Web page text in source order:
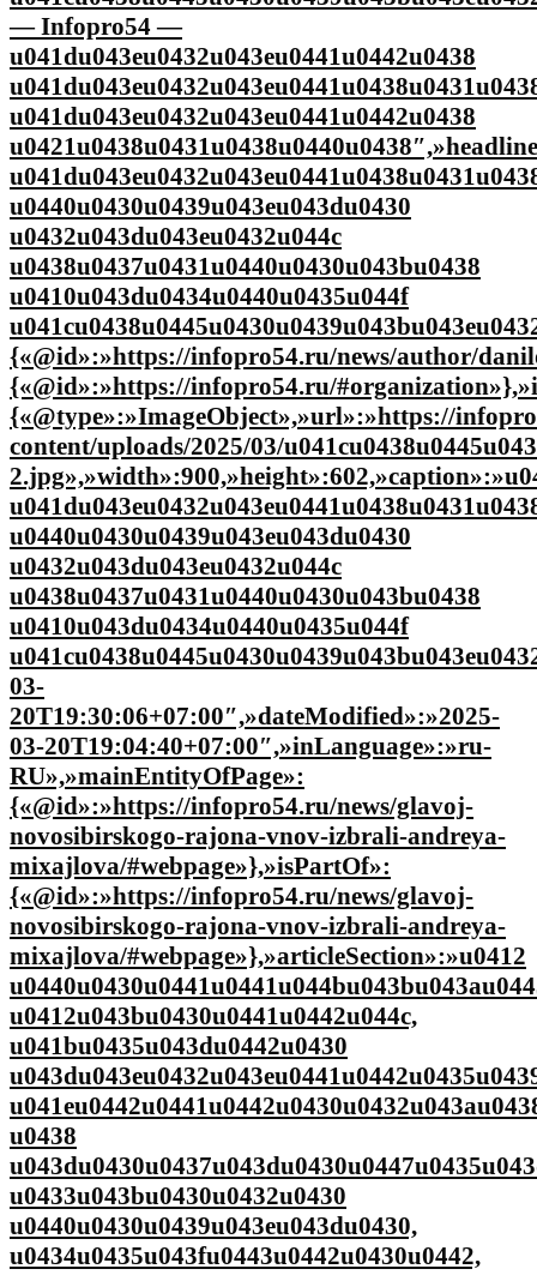
— Infopro54 —
u041du043eu0432u043eu0441u0442u0438
u041du043eu0432u043eu0441u0442u0438
u0440u0430u0439u043eu043du0430
u0432u043du043eu0432u044c
u0438u0437u0431u0440u0430u043bu0438
u0410u043du0434u0440u0435u044f
{«@id»:»https://infopro54.ru/news/author/
{«@id»:»https://infopro54.ru/
{«@type»:»ImageObject»,»url»:»https://
content/uploads/2025/03/
u0440u0430u0439u043eu043du0430
u0432u043du043eu0432u044c
u0438u0437u0431u0440u0430u043bu0438
u0410u043du0434u0440u0435u044f
03-
20T19:30:06+07:00″,»dateModified»:»2025-
03-20T19:04:40+07:00″,»inLanguage»:»ru-
RU»,»mainEntityOfPage»:
{«@id»:»https://infopro54.ru/news/glavoj-
novosibirskogo-rajona-vnov-izbrali-andreya-
mixajlova/#webpage»},»isPartOf»:
{«@id»:»https://infopro54.ru/news/glavoj-
novosibirskogo-rajona-vnov-izbrali-andreya-
mixajlova/#webpage»},»articleSection»:»u0412
u0412u043bu0430u0441u0442u044c,
u041bu0435u043du0442u0430
u0438
u0433u043bu0430u0432u0430
u0440u0430u0439u043eu043du0430,
u0434u0435u043fu0443u0442u0430u0442,